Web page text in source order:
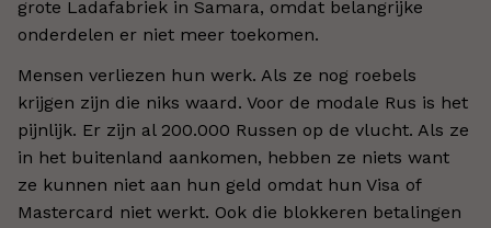
grote Ladafabriek in Samara, omdat belangrijke
onderdelen er niet meer toekomen.
Mensen verliezen hun werk. Als ze nog roebels
krijgen zijn die niks waard. Voor de modale Rus is het
pijnlijk. Er zijn al 200.000 Russen op de vlucht. Als ze
in het buitenland aankomen, hebben ze niets want
ze kunnen niet aan hun geld omdat hun Visa of
Mastercard niet werkt. Ook die blokkeren betalingen